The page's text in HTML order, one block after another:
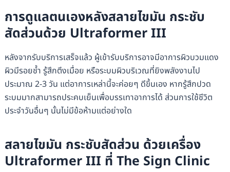
การดูแลตนเองหลังสลายไขมัน กระชับ
สัดส่วนด้วย Ultraformer III
หลังจากรับบริการเสร็จแล้ว ผู้เข้ารับบริการอาจมีอาการผิวบวมแดง
ผิวมีรอยช้ำ รู้สึกตึงเมื่อย หรือระบมผิวบริเวณที่ยิงพลังงานไป
ประมาณ 2-3 วัน แต่อาการเหล่านี้จะค่อยๆ ดีขึ้นเอง หากรู้สึกปวด
ระบมมากสามารถประคบเย็นเพื่อบรรเทาอาการได้ ส่วนการใช้ชีวิต
ประจำวันอื่นๆ นั้นไม่มีข้อห้ามแต่อย่างใด
สลายไขมัน กระชับสัดส่วน ด้วยเครื่อง
Ultraformer III ที่ The Sign Clinic